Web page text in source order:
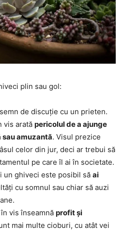
plin sau gol:
de discuție cu un prieten.
vis arată pericolul de a ajunge
amuzantă. Visul prezice
celor din jur, deci ar trebui să
pe care îl ai în societate.
un ghiveci este posibil să ai
cu somnul sau chiar să auzi
vis înseamnă profit și
mai multe cioburi, cu atât vei